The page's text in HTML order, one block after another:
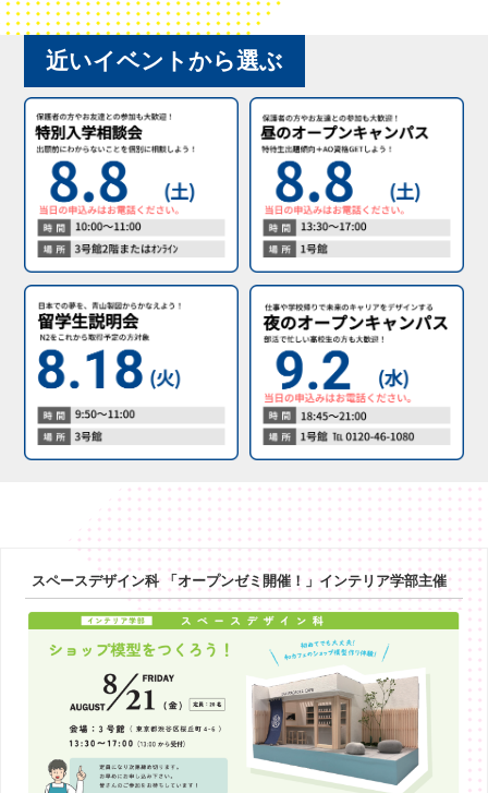
近いイベントから選ぶ
スペースデザイン科 「オープンゼミ開催！」インテリア学部主催